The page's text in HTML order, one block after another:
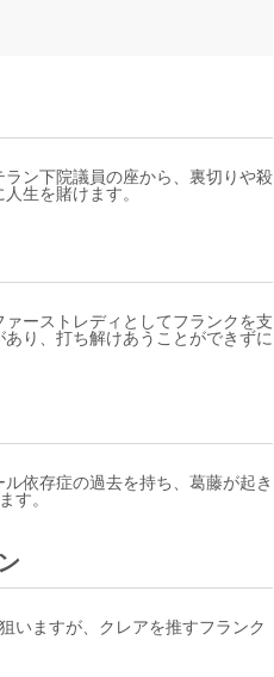
ン下院議員の座から、裏切りや殺
生を賭けます。
ーストレディとしてフランクを支
り、打ち解けあうことができずに
依存症の過去を持ち、葛藤が起き
す。
いますが、クレアを推すフランク